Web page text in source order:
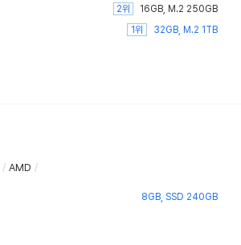
2위
16GB, M.2 250GB
1위 32GB, M.2 1TB
/ AMD /
8GB, SSD 240GB